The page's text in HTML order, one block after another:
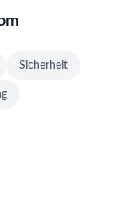
Sicherheit